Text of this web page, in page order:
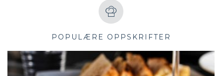
POPULÆRE OPPSKRIFTER